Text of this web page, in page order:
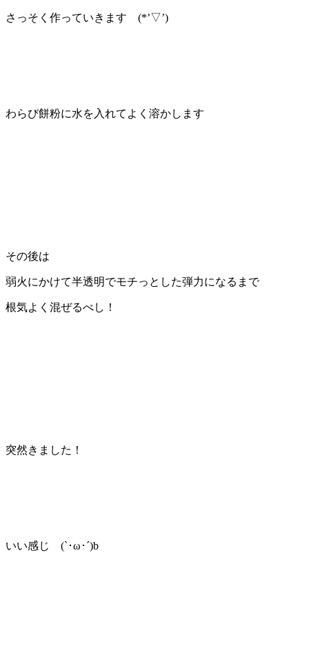
さっそく作っていきます (*’▽’)
わらび餅粉に水を入れてよく溶かします
その後は
弱火にかけて半透明でモチっとした弾力になるまで
根気よく混ぜるべし！
突然きました！
いい感じ (`･ω･´)b